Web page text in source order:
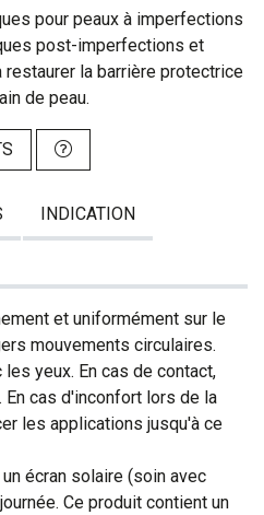
pour peaux à imperfections
post-imperfections et
la barrière protectrice
de peau.
INDICATION
et uniformément sur le
mouvements circulaires.
yeux. En cas de contact,
En cas d'inconfort lors de la
les applications jusqu'à ce
écran solaire (soin avec
Ce produit contient un